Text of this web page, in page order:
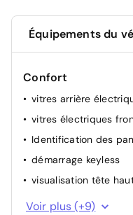
Équipements du
Confort
vitres arrière
vitres électriques
Identification des
démarrage keyless
visualisation tête
régulateur de
Voir plus (+9)